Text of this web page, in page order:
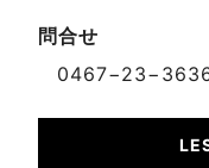
問合せ